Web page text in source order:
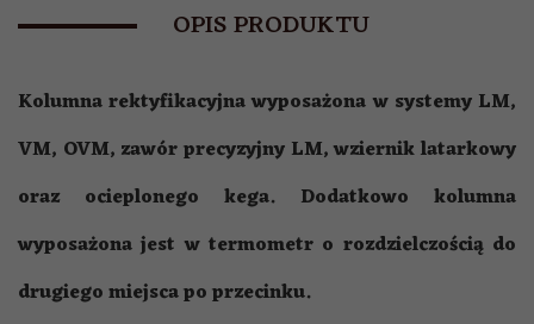
OPIS PRODUKTU
Kolumna rektyfikacyjna wyposażona w systemy LM,
VM, OVM, zawór precyzyjny LM, wziernik latarkowy
oraz ocieplonego kega. Dodatkowo kolumna
wyposażona jest w termometr o rozdzielczością do
drugiego miejsca po przecinku.